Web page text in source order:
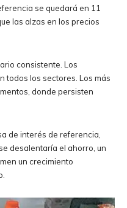
se quedará en 11
las alzas en los precios
consistente. Los
todos los sectores. Los más
donde persisten
de interés de referencia,
desalentaría el ahorro, un
un crecimiento